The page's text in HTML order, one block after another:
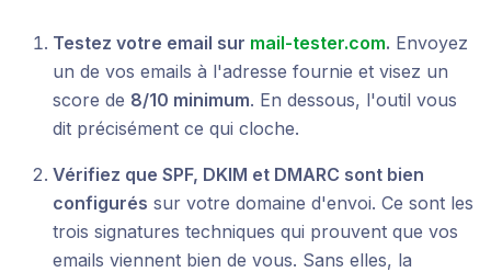
Testez votre email sur mail-tester.com. Envoyez
un de vos emails à l'adresse fournie et visez un
score de 8/10 minimum. En dessous, l'outil vous
dit précisément ce qui cloche.
Vérifiez que SPF, DKIM et DMARC sont bien
configurés sur votre domaine d'envoi. Ce sont les
trois signatures techniques qui prouvent que vos
emails viennent bien de vous. Sans elles, la